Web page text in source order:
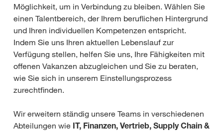
Möglichkeit, um in Verbindung zu bleiben. Wählen Sie
einen Talentbereich, der Ihrem beruflichen Hintergrund
und Ihren individuellen Kompetenzen entspricht.
Indem Sie uns Ihren aktuellen Lebenslauf zur
Verfügung stellen, helfen Sie uns, Ihre Fähigkeiten mit
offenen Vakanzen abzugleichen und Sie zu beraten,
wie Sie sich in unserem Einstellungsprozess
zurechtfinden.
Wir erweitern ständig unsere Teams in verschiedenen
Abteilungen wie IT, Finanzen, Vertrieb, Supply Chain &